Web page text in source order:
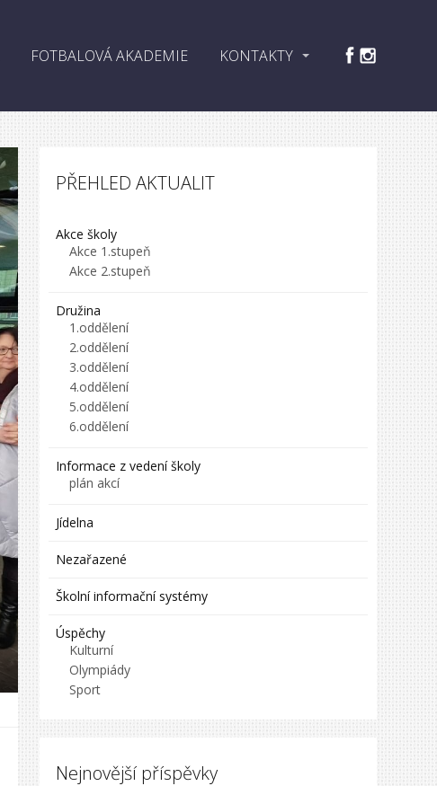
FOTBALOVÁ AKADEMIE KONTAKTY
PŘEHLED AKTUALIT
Akce školy
Akce 1.stupeň
Akce 2.stupeň
Družina
1.oddělení
2.oddělení
3.oddělení
4.oddělení
5.oddělení
6.oddělení
Informace z vedení školy
plán akcí
Jídelna
Nezařazené
Školní informační systémy
Úspěchy
Kulturní
Olympiády
Sport
Nejnovější příspěvky